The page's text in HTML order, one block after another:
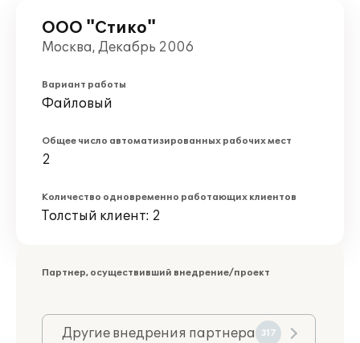
ООО "Стико"
Москва, Декабрь 2006
Вариант работы
Файловый
Общее число автоматизированных рабочих мест
2
Количество одновременно работающих клиентов
Толстый клиент: 2
Партнер, осуществивший внедрение/проект
Другие внедрения партнера 317